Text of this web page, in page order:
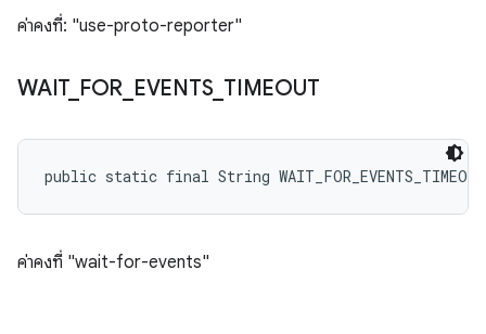
ค่าคงที่: "use-proto-reporter"
WAIT_ FOR EVENTS_ TIMEOUT
public static final String WAIT_FOR_EVENTS_TIMEOUT
ค่าคงที่ "wait-for-events"